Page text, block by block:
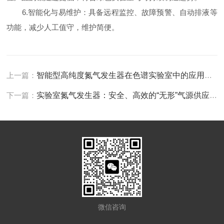
6.智能化与易维护：具备远程监控、故障预警、自动排液等
功能，减少人工值守，维护简便。
上一篇： 智能型高纯度氮气发生器在色谱实验室中的应用优势
下一篇： 实验室氮气发生器：安全、高效的“无形”气源供应站
微信咨询